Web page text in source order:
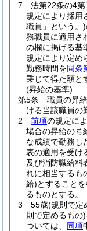
7
法第22条の4
規定により採用
職員」という。)
務職員に適用さ
の欄に掲げる基
規定により定め
勤務時間を同条
乗じて得た額と
(昇給の基準)
第5条
職員の昇
ける当該職員の
2
前項の規定に
場合の昇給の号
な成績で勤務し
表の適用を受け
及び消防職給料
れに相当するも
給)とすること
るものとする。
3
55歳(規則で定
則で定めるもの)
ついては、 同項